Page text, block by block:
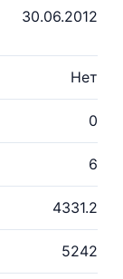
30.06.2012
Нет
0
6
4331.2
5242